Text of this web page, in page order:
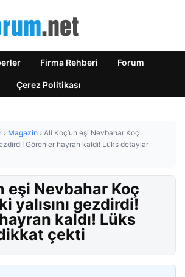
Firma Rehberi Forum
Çerez Politikası
› Magazin › Ali Koç’un eşi Nevbahar Koç
Görenler hayran kaldı! Lüks detaylar
eşi Nevbahar Koç
yalısını gezdirdi!
kaldı! Lüks
çekti